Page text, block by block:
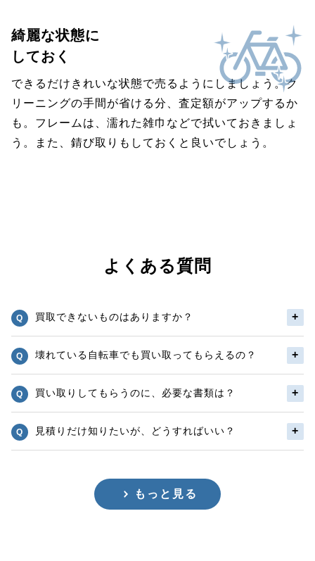
綺麗な状態に
しておく
できるだけきれいな状態で売るようにしましょう。ク
リーニングの手間が省ける分、査定額がアップするか
も。フレームは、濡れた雑巾などで拭いておきましょ
う。また、錆び取りもしておくと良いでしょう。
よくある質問
買取できないものはありますか？
壊れている自転車でも買い取ってもらえるの？
買い取りしてもらうのに、必要な書類は？
見積りだけ知りたいが、どうすればいい？
もっと見る